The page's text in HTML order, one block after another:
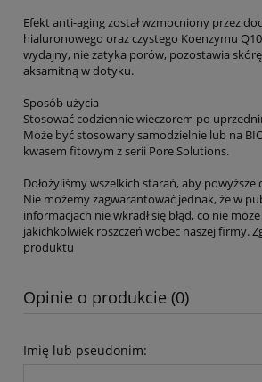
Efekt anti-aging został wzmocniony przez
hialuronowego oraz czystego Koenzymu
wydajny, nie zatyka porów, pozostawia
aksamitną w dotyku.
Sposób użycia
Stosować codziennie wieczorem po
Może być stosowany samodzielnie lub na
kwasem fitowym z serii Pore Solutions.
Dołożyliśmy wszelkich starań, aby powyższe
Nie możemy zagwarantować jednak, że w
informacjach nie wkradł się błąd, co nie
jakichkolwiek roszczeń wobec naszej firmy.
produktu
Opinie o produkcie (0)
Imię lub pseudonim: